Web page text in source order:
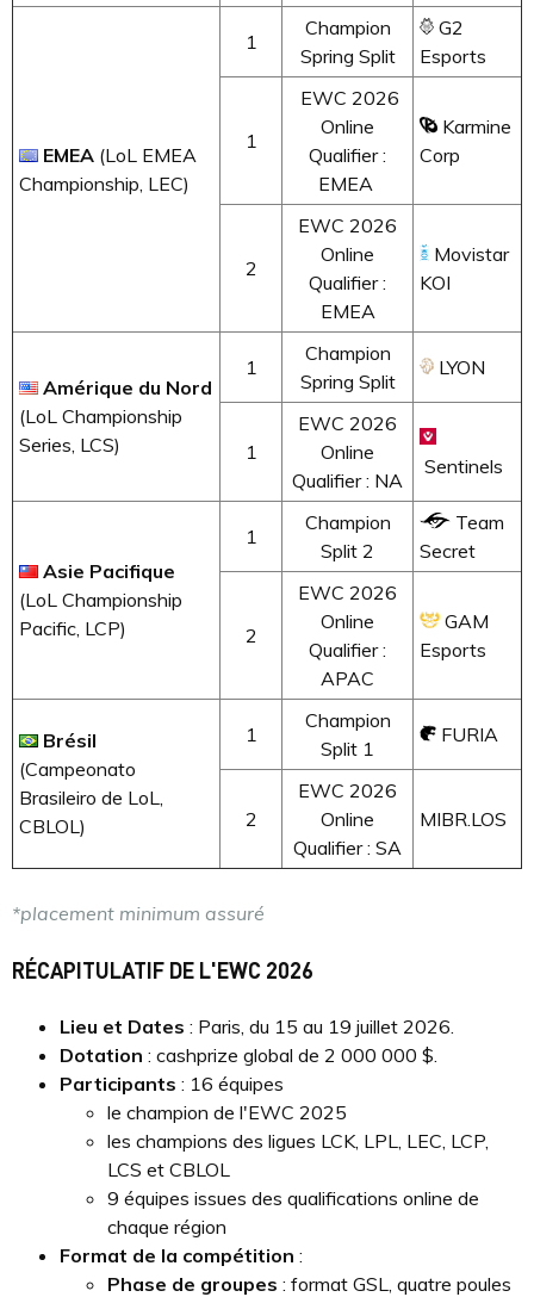
EMEA (LoL EMEA
Championship, LEC)
1
Champion
Spring Split
G2
Esports
1
EWC 2026
Online
Qualifier :
EMEA
Karmine
Corp
2
EWC 2026
Online
Qualifier :
EMEA
Movistar
KOI
Amérique du Nord
(LoL Championship
Series, LCS)
1
Champion
Spring Split
LYON
1
EWC 2026
Online
Qualifier : NA
Sentinels
Asie Pacifique
(LoL Championship
Pacific, LCP)
1
Champion
Split 2
Team
Secret
2
EWC 2026
Online
Qualifier :
APAC
GAM
Esports
Brésil
(Campeonato
Brasileiro de LoL,
CBLOL)
1
Champion
Split 1
FURIA
2
EWC 2026
Online
Qualifier : SA
MIBR.LOS
*placement minimum assuré
RÉCAPITULATIF DE L'EWC 2026
Lieu et Dates : Paris, du 15 au 19 juillet 2026.
Dotation : cashprize global de 2 000 000 $.
Participants : 16 équipes
le champion de l'EWC 2025
les champions des ligues LCK, LPL, LEC, LCP,
LCS et CBLOL
9 équipes issues des qualifications online de
chaque région
Format de la compétition :
Phase de groupes : format GSL, quatre poules